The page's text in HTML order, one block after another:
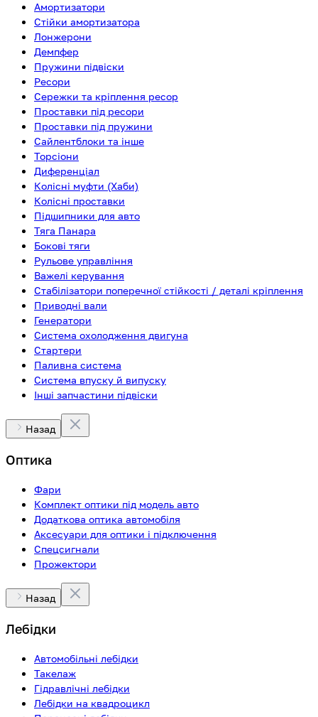
Амортизатори
Стійки амортизатора
Лонжерони
Демпфер
Пружини підвіски
Ресори
Сережки та кріплення ресор
Проставки під ресори
Проставки під пружини
Сайлентблоки та інше
Торсіони
Диференціал
Колісні муфти (Хаби)
Колісні проставки
Підшипники для авто
Тяга Панара
Бокові тяги
Рульове управління
Важелі керування
Стабілізатори поперечної стійкості / деталі кріплення
Приводні вали
Генератори
Система охолодження двигуна
Стартери
Паливна система
Система впуску й випуску
Інші запчастини підвіски
Назад
Оптика
Фари
Комплект оптики під модель авто
Додаткова оптика автомобіля
Аксесуари для оптики і підключення
Спецсигнали
Прожектори
Назад
Лебідки
Автомобільні лебідки
Такелаж
Гідравлічні лебідки
Лебідки на квадроцикл